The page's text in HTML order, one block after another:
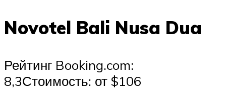
Novotel Bali Nusa Dua
Рейтинг Booking.com:
8,3Стоимость: от $106